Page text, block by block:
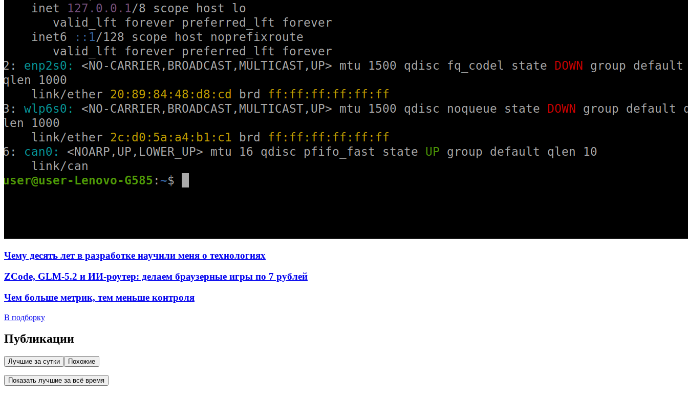
Чему десять лет в разработке научили меня о технологиях
ZCode, GLM-5.2 и ИИ-роутер: делаем браузерные игры по 7 рублей
Чем больше метрик, тем меньше контроля
В подборку
Публикации
Лучшие за сутки Похожие
Показать лучшие за всё время